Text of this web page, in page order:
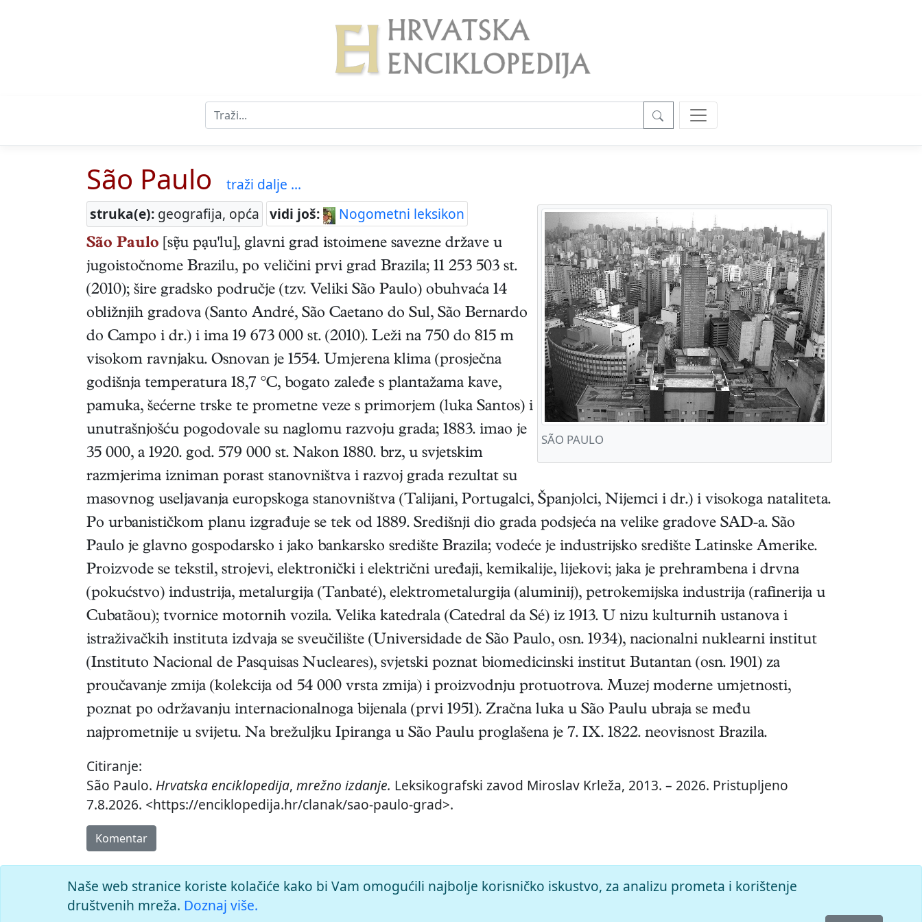
São Paulo
traži dalje ...
struka(e): geografija, opća vidi još: Nogometni leksikon
SÃO PAULO
São Paulo [su pạu'lu], glavni grad istoimene savezne države u
jugoistočnome Brazilu, po veličini prvi grad Brazila; 11 253 503 st.
(2010); šire gradsko područje (tzv. Veliki São Paulo) obuhvaća 14
obližnjih gradova (Santo André, São Caetano do Sul, São Bernardo
do Campo i dr.) i ima 19 673 000 st. (2010). Leži na 750 do 815 m
visokom ravnjaku. Osnovan je 1554. Umjerena klima (prosječna
godišnja temperatura 18,7 °C, bogato zaleđe s plantažama kave,
pamuka, šećerne trske te prometne veze s primorjem (luka Santos) i
unutrašnjošću pogodovale su naglomu razvoju grada; 1883. imao je
35 000, a 1920. god. 579 000 st. Nakon 1880. brz, u svjetskim
razmjerima izniman porast stanovništva i razvoj grada rezultat su
masovnog useljavanja europskoga stanovništva (Talijani, Portugalci, Španjolci, Nijemci i dr.) i visokoga nataliteta.
Po urbanističkom planu izgrađuje se tek od 1889. Središnji dio grada podsjeća na velike gradove SAD-a. São
Paulo je glavno gospodarsko i jako bankarsko središte Brazila; vodeće je industrijsko središte Latinske Amerike.
Proizvode se tekstil, strojevi, elektronički i električni uređaji, kemikalije, lijekovi; jaka je prehrambena i drvna
(pokućstvo) industrija, metalurgija (Tanbaté), elektrometalurgija (aluminij), petrokemijska industrija (rafinerija u
Cubatãou); tvornice motornih vozila. Velika katedrala (Catedral da Sé) iz 1913. U nizu kulturnih ustanova i
istraživačkih instituta izdvaja se sveučilište (Universidade de São Paulo, osn. 1934), nacionalni nuklearni institut
(Instituto Nacional de Pasquisas Nucleares), svjetski poznat biomedicinski institut Butantan (osn. 1901) za
proučavanje zmija (kolekcija od 54 000 vrsta zmija) i proizvodnju protuotrova. Muzej moderne umjetnosti,
poznat po održavanju internacionalnoga bijenala (prvi 1951). Zračna luka u São Paulu ubraja se među
najprometnije u svijetu. Na brežuljku Ipiranga u São Paulu proglašena je 7. IX. 1822. neovisnost Brazila.
Citiranje:
São Paulo. Hrvatska enciklopedija, mrežno izdanje. Leksikografski zavod Miroslav Krleža, 2013. – 2026. Pristupljeno
7.8.2026. <https://enciklopedija.hr/clanak/sao-paulo-grad>.
Komentar
Naše web stranice koriste kolačiće kako bi Vam omogućili najbolje korisničko iskustvo, za analizu prometa i korištenje
društvenih mreža. Doznaj više.